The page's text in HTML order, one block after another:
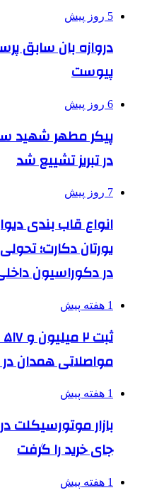
5 روز پیش
دروازه بان سابق
پیوست
6 روز پیش
پیکر مطهر شهید
در تبریز تشییع شد
7 روز پیش
انواع قاب بندی
یورتان دکارت؛
در دکوراسیون
1 هفته پیش
مواصلاتی همدان در
1 هفته پیش
بازار موتورسیکلت
جای خرید را گرفت
1 هفته پیش